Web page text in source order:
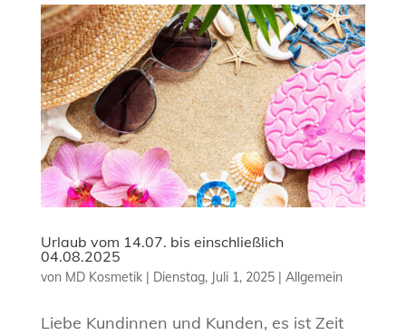
Urlaub vom 14.07. bis einschließlich
04.08.2025
von MD Kosmetik| Dienstag, Juli 1, 2025| Allgemein
Liebe Kundinnen und Kunden, es ist Zeit